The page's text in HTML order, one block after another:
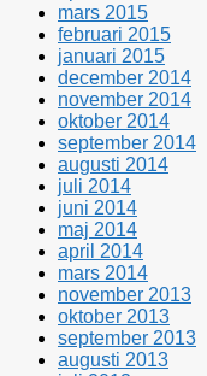
mars 2015
februari 2015
januari 2015
december 2014
november 2014
oktober 2014
september 2014
augusti 2014
juli 2014
juni 2014
maj 2014
april 2014
mars 2014
november 2013
oktober 2013
september 2013
augusti 2013